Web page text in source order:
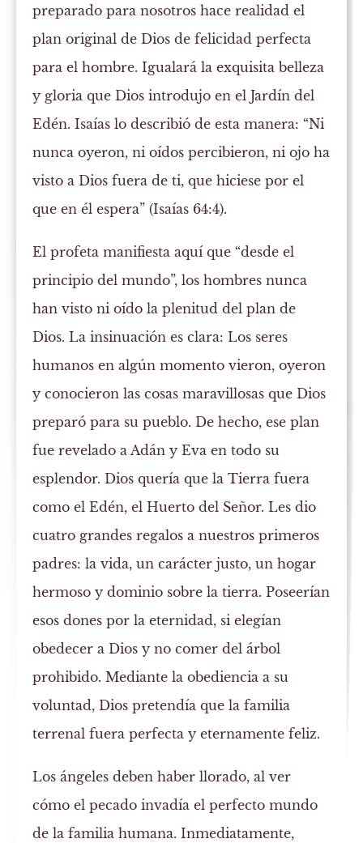
preparado para nosotros hace realidad el
plan original de Dios de felicidad perfecta
para el hombre. Igualará la exquisita belleza
y gloria que Dios introdujo en el Jardín del
Edén. Isaías lo describió de esta manera: “Ni
nunca oyeron, ni oídos percibieron, ni ojo ha
visto a Dios fuera de ti, que hiciese por el
que en él espera” (Isaías 64:4).
El profeta manifiesta aquí que “desde el
principio del mundo”, los hombres nunca
han visto ni oído la plenitud del plan de
Dios. La insinuación es clara: Los seres
humanos en algún momento vieron, oyeron
y conocieron las cosas maravillosas que Dios
preparó para su pueblo. De hecho, ese plan
fue revelado a Adán y Eva en todo su
esplendor. Dios quería que la Tierra fuera
como el Edén, el Huerto del Señor. Les dio
cuatro grandes regalos a nuestros primeros
padres: la vida, un carácter justo, un hogar
hermoso y dominio sobre la tierra. Poseerían
esos dones por la eternidad, si elegían
obedecer a Dios y no comer del árbol
prohibido. Mediante la obediencia a su
voluntad, Dios pretendía que la familia
terrenal fuera perfecta y eternamente feliz.
Los ángeles deben haber llorado, al ver
cómo el pecado invadía el perfecto mundo
de la familia humana. Inmediatamente,